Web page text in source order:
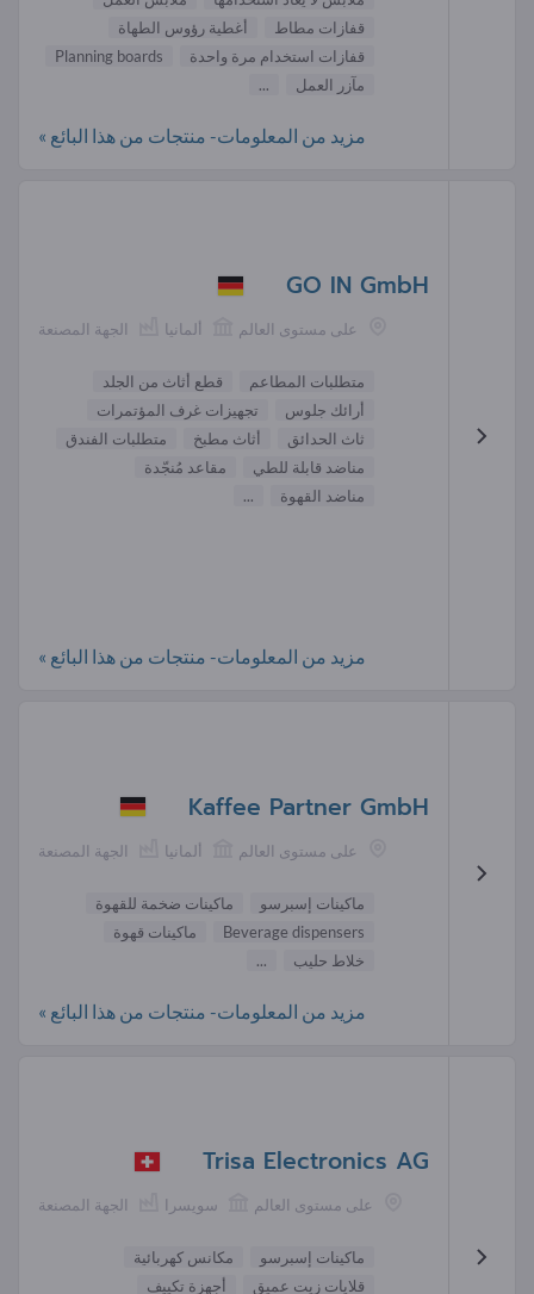
قفازات مطاط
أغطية رؤوس الطهاة
قفازات استخدام مرة واحدة
Planning boards
مآزر العمل
...
مزيد من المعلومات- منتجات من هذا البائع »
GO IN GmbH
الجهة المصنعة ألمانيا على مستوى العالم
متطلبات المطاعم
قطع أثاث من الجلد
أرائك جلوس
تجهيزات غرف المؤتمرات
ثاث الحدائق
أثاث مطبخ
متطلبات الفندق
مناضد قابلة للطي
مقاعد مُنجّدة
مناضد القهوة
...
مزيد من المعلومات- منتجات من هذا البائع »
Kaffee Partner GmbH
الجهة المصنعة ألمانيا على مستوى العالم
ماكينات إسبرسو
ماكينات ضخمة للقهوة
Beverage dispensers
ماكينات قهوة
خلاط حليب
...
مزيد من المعلومات- منتجات من هذا البائع »
Trisa Electronics AG
الجهة المصنعة سويسرا على مستوى العالم
ماكينات إسبرسو
مكانس كهربائية
قلايات زيت عميق
أجهزة تكييف